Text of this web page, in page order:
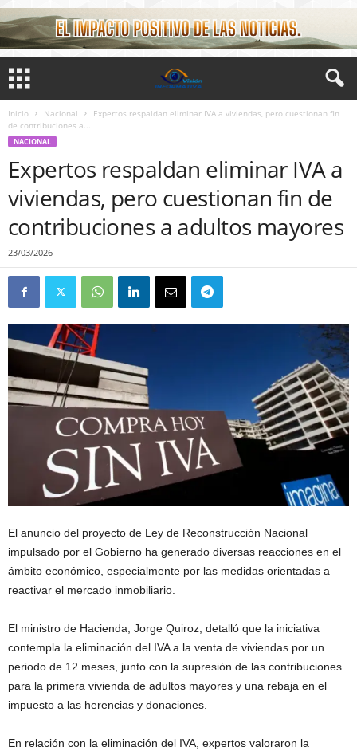
Inicio Nacional
Expertos respaldan eliminar IVA a viviendas, pero cuestionan fin
de contribuciones a...
NACIONAL
Expertos respaldan eliminar IVA a
viviendas, pero cuestionan fin de
contribuciones a adultos mayores
23/03/2026
El anuncio del proyecto de Ley de Reconstrucción Nacional
impulsado por el Gobierno ha generado diversas reacciones en el
ámbito económico, especialmente por las medidas orientadas a
reactivar el mercado inmobiliario.
El ministro de Hacienda, Jorge Quiroz , detalló que la iniciativa
contempla la eliminación del IVA a la venta de viviendas por un
periodo de 12 meses, junto con la supresión de las contribuciones
para la primera vivienda de adultos mayores y una rebaja en el
impuesto a las herencias y donaciones.
En relación con la eliminación del IVA, expertos valoraron la